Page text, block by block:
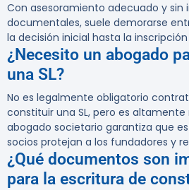
Con asesoramiento adecuado y sin
documentales, suele demorarse
la decisión inicial hasta la
¿Necesito un abogado
una SL?
No es legalmente obligatorio
constituir una SL, pero es
abogado societario garantiza que
socios protejan a los fundadores y
¿Qué documentos son
para la escritura de